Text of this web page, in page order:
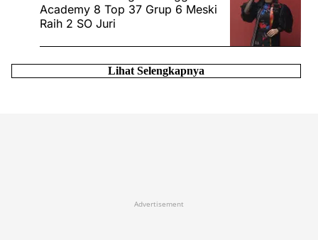
Academy 8 Top 37 Grup 6 Meski
Raih 2 SO Juri
Lihat Selengkapnya
Advertisement